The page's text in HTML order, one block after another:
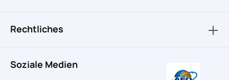
Soziale Medien
Rechtliches